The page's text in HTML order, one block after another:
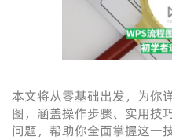
本文将从零基础出发，为你
图，涵盖操作步骤、实用技
问题，帮助你全面掌握这一技